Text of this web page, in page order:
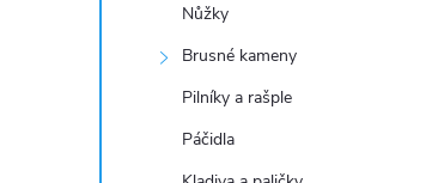
Nůžky
Brusné kameny
Pilníky a rašple
Páčidla